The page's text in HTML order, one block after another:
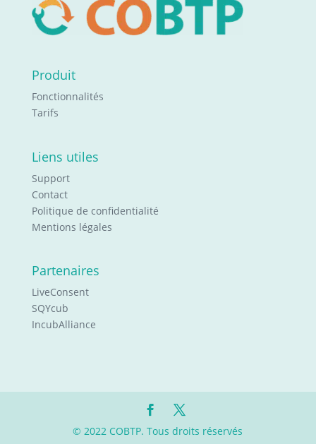
Produit
Fonctionnalités
Tarifs
Liens utiles
Support
Contact
Politique de confidentialité
Mentions légales
Partenaires
LiveConsent
SQYcub
IncubAlliance
© 2022 COBTP. Tous droits réservés